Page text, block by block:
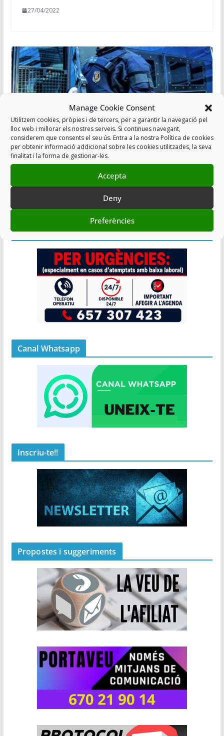
Manage Cookie Consent
Utilitzem cookies, pròpies i de tercers, per a garantir la navegació pel
lloc web i millorar els nostres serveis. Si continues navegant,
considerem que consents el seu ús. Entra a la nostra Política de cookies
per obtenir informació addicional sobre les cookies utilitzades, la seva
finalitat i la forma de gestionar-les.
Accepta
Deny
Preferències
27/04/2022
PETICIÓ CONCURS OPOSICIÓ ARRO
Afegir a Agenda
Canal Whatsapp
Inscriu-te!!
Propostes i suggeriments